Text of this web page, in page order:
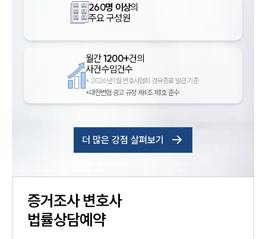
260명 이상의
주요 구성원
월간1200+건의
사건수임건수
* 2026년 1월 변호사협회 경유증표 발급 기준
*대한변협 광고 규정 제4조 제1호 준수
더 많은 강점 살펴보기
증거조사변호사
법률상담예약